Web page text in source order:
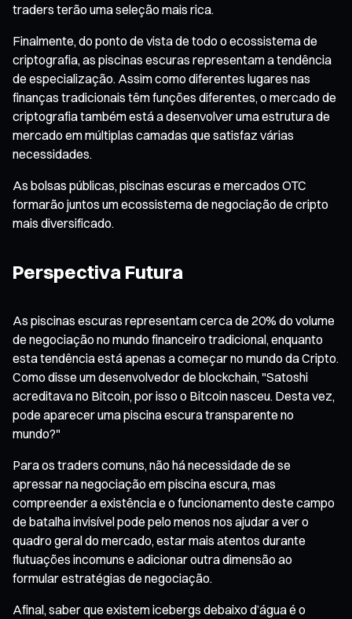
traders terão uma seleção mais rica.
Finalmente, do ponto de vista de todo o ecossistema de
criptografia, as piscinas escuras representam a tendência
de especialização. Assim como diferentes lugares nas
finanças tradicionais têm funções diferentes, o mercado de
criptografia também está a desenvolver uma estrutura de
mercado em múltiplas camadas que satisfaz várias
necessidades.
As bolsas públicas, piscinas escuras e mercados OTC
formarão juntos um ecossistema de negociação de cripto
mais diversificado.
Perspectiva Futura
As piscinas escuras representam cerca de 20% do volume
de negociação no mundo financeiro tradicional, enquanto
esta tendência está apenas a começar no mundo da Cripto.
Como disse um desenvolvedor de blockchain, "Satoshi
acreditava no Bitcoin, por isso o Bitcoin nasceu. Desta vez,
pode aparecer uma piscina escura transparente no
mundo?"
Para os traders comuns, não há necessidade de se
apressar na negociação em piscina escura, mas
compreender a existência e o funcionamento deste campo
de batalha invisível pode pelo menos nos ajudar a ver o
quadro geral do mercado, estar mais atentos durante
flutuações incomuns e adicionar outra dimensão ao
formular estratégias de negociação.
Afinal, saber que existem icebergs debaixo d’água é o